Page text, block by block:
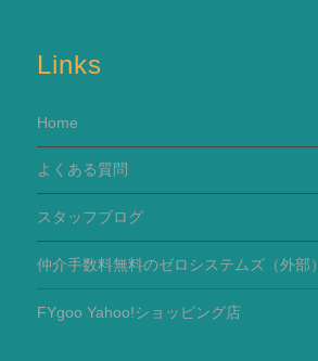
Links
Home
よくある質問
スタッフブログ
仲介手数料無料のゼロシステムズ（外部）
FYgoo Yahoo!ショッピング店